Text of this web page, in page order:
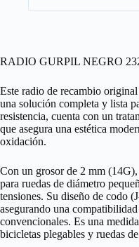
RADIO GURPIL NEGRO
Este radio de recambio
una solución completa y lista
resistencia, cuenta con un
que asegura una estética
oxidación.
Con un grosor de 2 mm
para ruedas de diámetro
tensiones. Su diseño de codo
asegurando una
convencionales. Es una
bicicletas plegables y ruedas